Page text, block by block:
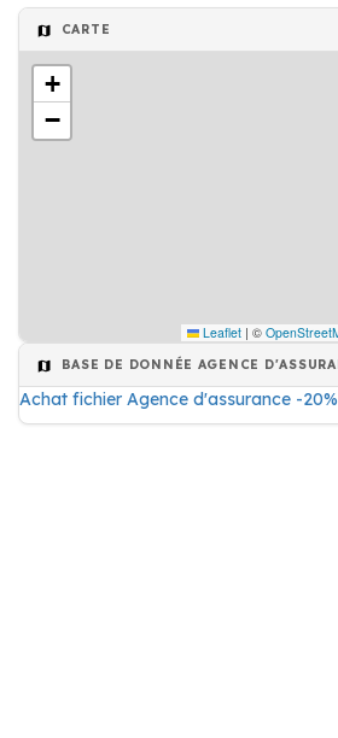
CARTE
+
−
Leaflet | ©
BASE DE DONNÉE AGENCE
Achat fichier Agence d'assurance -20%